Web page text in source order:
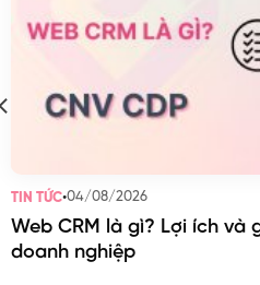
TIN TỨC•04/08/2026
Web CRM là gì? Lợi ích và
doanh nghiệp